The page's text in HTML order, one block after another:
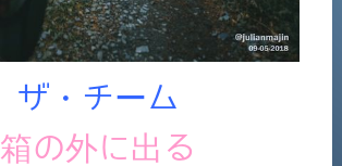
ザ・チーム
箱の外に出る